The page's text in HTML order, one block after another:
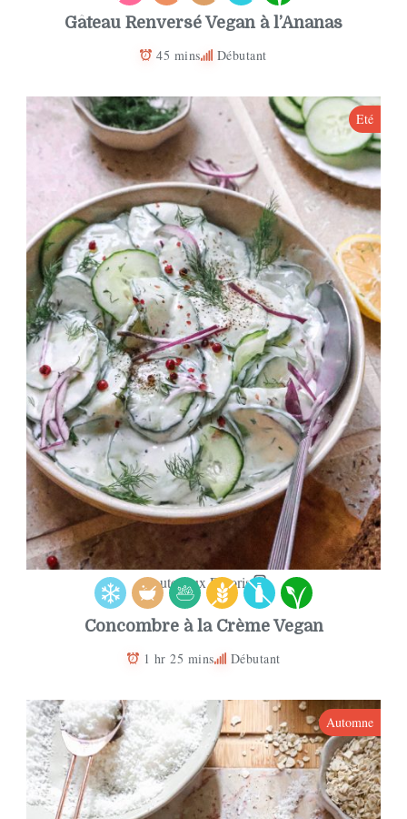
Gâteau Renversé Vegan à l’Ananas
45 mins Débutant
Ajouter aux Favoris
Eté
Concombre à la Crème Vegan
1 hr 25 mins Débutant
Automne